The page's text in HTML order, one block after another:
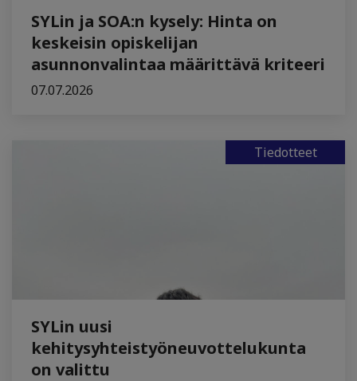
SYLin ja SOA:n kysely: Hinta on
keskeisin opiskelijan
asunnonvalintaa määrittävä kriteeri
07.07.2026
Tiedotteet
SYLin uusi
kehitysyhteistyöneuvottelukunta
on valittu